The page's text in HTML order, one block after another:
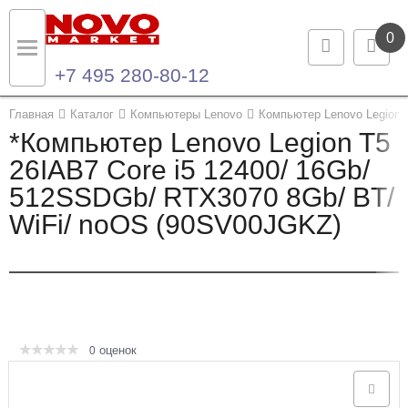
0
+7 495 280-80-12
Главная Каталог Компьютеры Lenovo Компьютер Lenovo Legion
*Компьютер Lenovo Legion T5
26IAB7 Core i5 12400/ 16Gb/
512SSDGb/ RTX3070 8Gb/ BT/
WiFi/ noOS (90SV00JGKZ)
0 оценок
Назад
Каталог продукции
Ноутбуки и ультрабуки
Компьютеры
Опции и комплектующие
Назад
Контакты
Контактная информация